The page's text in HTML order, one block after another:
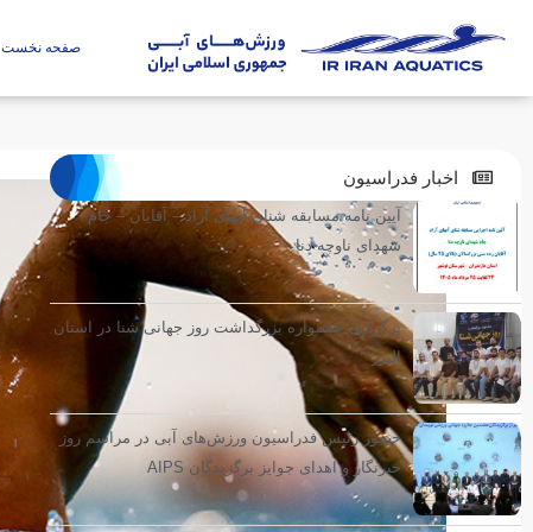
صفحه نخست
اخبار فدراسیون
آیین نامه مسابقه شنای آبهای آزاد – آقایان – جام
شهدای ناوچه دنا
برگزاری جشنواره بزرگداشت روز جهانی شنا در استان
البرز
حضور رئیس فدراسیون ورزش‌های آبی در مراسم روز
خبرنگار و اهدای جوایز برگزیدگان AIPS